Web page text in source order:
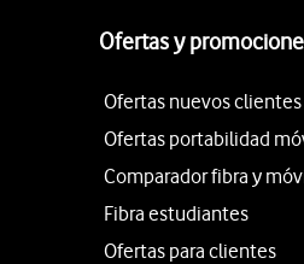
Ofertas y
Ofertas nuevos clientes
Ofertas portabilidad
Comparador fibra y
Fibra estudiantes
Ofertas para clientes